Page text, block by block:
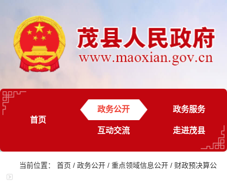
首页
政务公开 政务服务
互动交流 走进茂县
当前位置：首页 /政务公开 /重点领域信息公开 / 财政预决算公